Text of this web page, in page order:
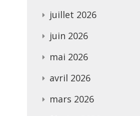
juillet 2026
juin 2026
mai 2026
avril 2026
mars 2026